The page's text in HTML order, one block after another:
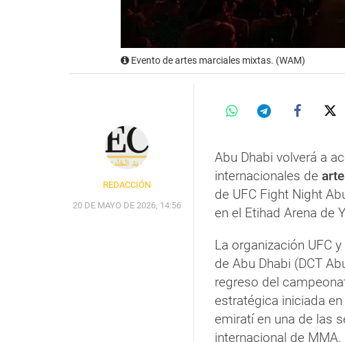
Evento de artes marciales mixtas. (WAM)
REDACCIÓN
20 DE MAYO DE 2026, 14:56
Abu Dhabi volverá a
internacionales de
de UFC Fight Night
en el Etihad Arena de
La organización UFC
de Abu Dhabi (DCT
regreso del
estratégica iniciada
emiratí en una de las
internacional de MMA.